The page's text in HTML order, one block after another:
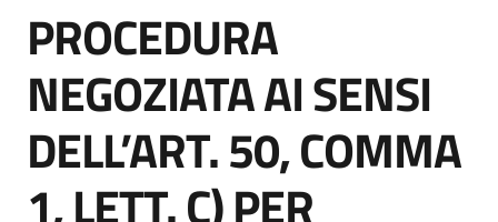
strumenti
di
Supporto
Salta al contenuto
PROCEDURA
NEGOZIATA AI SENSI
DELL’ART. 50, COMMA
1, LETT. C) PER